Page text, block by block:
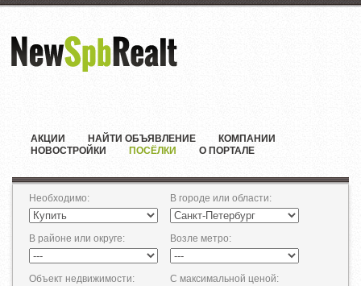
АКЦИИ НАЙТИ ОБЪЯВЛЕНИЕ
КОМПАНИИ
НОВОСТРОЙКИ
ПОСЁЛКИ О ПОРТАЛЕ
Необходимо: В городе или области:
В районе или округе: Возле метро:
Объект недвижимости: С максимальной ценой: